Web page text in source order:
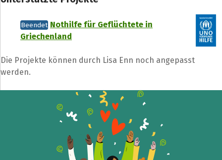
Beendet Nothilfe für Geflüchtete in
Griechenland
Die Projekte können durch Lisa Enn noch angepasst
werden.